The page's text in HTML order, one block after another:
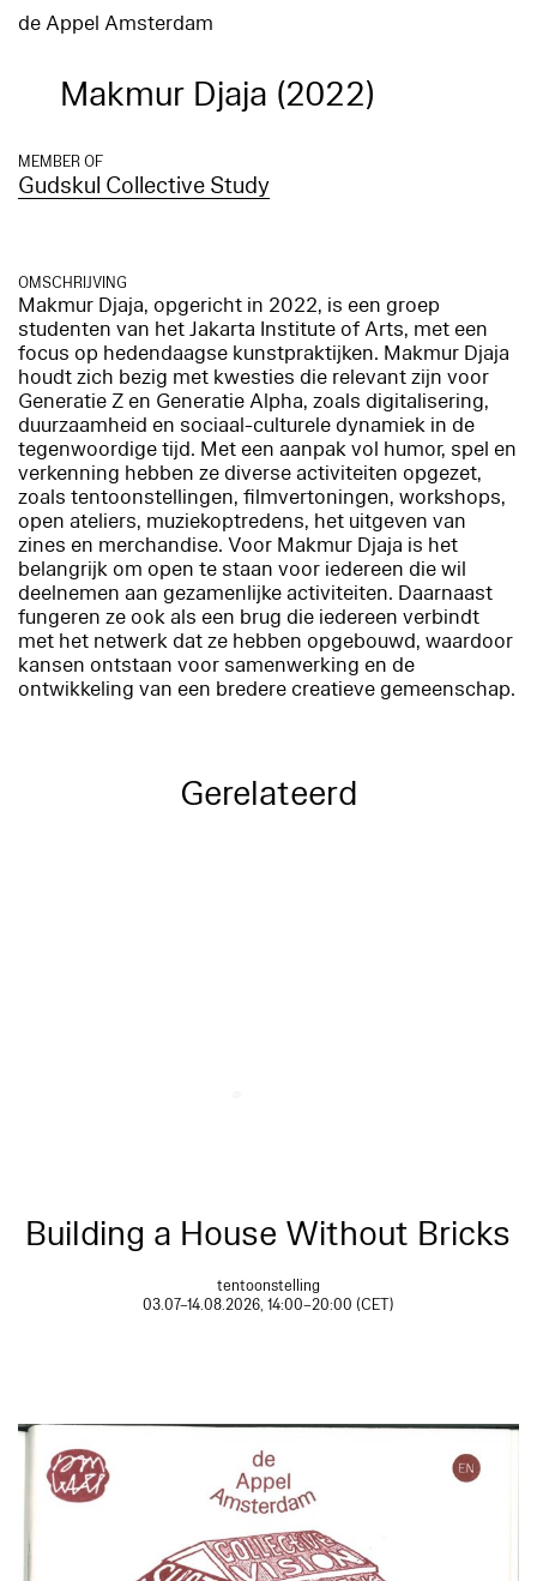
de Appel Amsterdam
Makmur Djaja (2022)
MEMBER OF
Gudskul Collective Study
OMSCHRIJVING
Makmur Djaja, opgericht in 2022, is een groep
studenten van het Jakarta Institute of Arts, met een
focus op hedendaagse kunstpraktijken. Makmur Djaja
houdt zich bezig met kwesties die relevant zijn voor
Generatie Z en Generatie Alpha, zoals digitalisering,
duurzaamheid en sociaal-culturele dynamiek in de
tegenwoordige tijd. Met een aanpak vol humor, spel en
verkenning hebben ze diverse activiteiten opgezet,
zoals tentoonstellingen, filmvertoningen, workshops,
open ateliers, muziekoptredens, het uitgeven van
zines en merchandise. Voor Makmur Djaja is het
belangrijk om open te staan voor iedereen die wil
deelnemen aan gezamenlijke activiteiten. Daarnaast
fungeren ze ook als een brug die iedereen verbindt
met het netwerk dat ze hebben opgebouwd, waardoor
kansen ontstaan voor samenwerking en de
ontwikkeling van een bredere creatieve gemeenschap.
Gerelateerd
Building a House Without Bricks
tentoonstelling
03.07–14.08.2026, 14:00–20:00 (CET)